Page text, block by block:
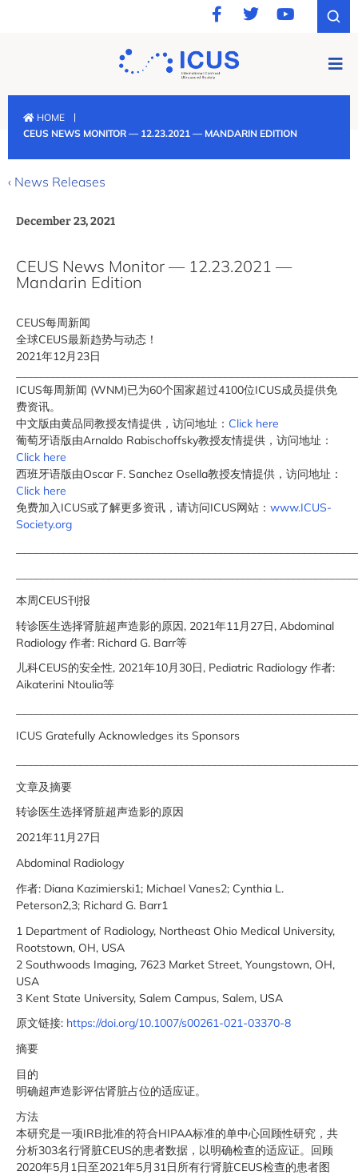
HOME
|
CEUS NEWS MONITOR — 12.23.2021 — MANDARIN EDITION
‹ News Releases
December 23, 2021
CEUS News Monitor — 12.23.2021 —
Mandarin Edition
CEUS每周新闻
全球CEUS最新趋势与动态！
2021年12月23日
ICUS每周新闻 (WNM)已为60个国家超过4100位ICUS成员提供免
费资讯。
中文版由黄品同教授友情提供，访问地址： Click here
葡萄牙语版由Arnaldo Rabischoffsky教授友情提供，访问地址：
Click here
西班牙语版由Oscar F. Sanchez Osella教授友情提供，访问地址：
Click here
免费加入ICUS或了解更多资讯，请访问ICUS网站： www.ICUS-
Society.org
本周CEUS刊报
转诊医生选择肾脏超声造影的原因, 2021年11月27日, Abdominal
Radiology 作者: Richard G. Barr等
儿科CEUS的安全性, 2021年10月30日, Pediatric Radiology 作者:
Aikaterini Ntoulia等
ICUS Gratefully Acknowledges its Sponsors
文章及摘要
转诊医生选择肾脏超声造影的原因
2021年11月27日
Abdominal Radiology
作者: Diana Kazimierski1; Michael Vanes2; Cynthia L.
Peterson2,3; Richard G. Barr1
1 Department of Radiology, Northeast Ohio Medical University,
Rootstown, OH, USA
2 Southwoods Imaging, 7623 Market Street, Youngstown, OH,
USA
3 Kent State University, Salem Campus, Salem, USA
原文链接: https://doi.org/10.1007/s00261-021-03370-8
摘要
目的
明确超声造影评估肾脏占位的适应证。
方法
本研究是一项IRB批准的符合HIPAA标准的单中心回顾性研究，共
分析303名行肾脏CEUS的患者数据，以明确检查的适应证。回顾
2020年5月1日至2021年5月31日所有行肾脏CEUS检查的患者图